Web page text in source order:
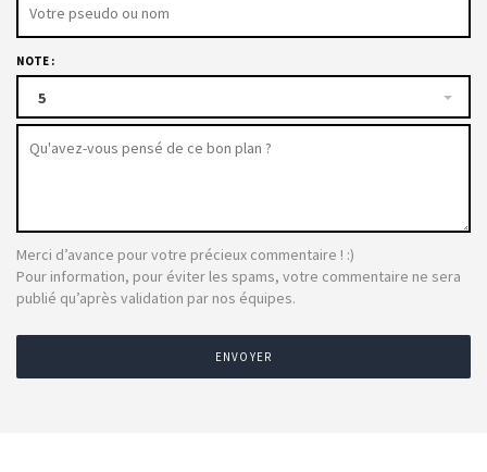
NOTE :
5
Merci d’avance pour votre précieux commentaire ! :)
Pour information, pour éviter les spams, votre commentaire ne sera
publié qu’après validation par nos équipes.
ENVOYER